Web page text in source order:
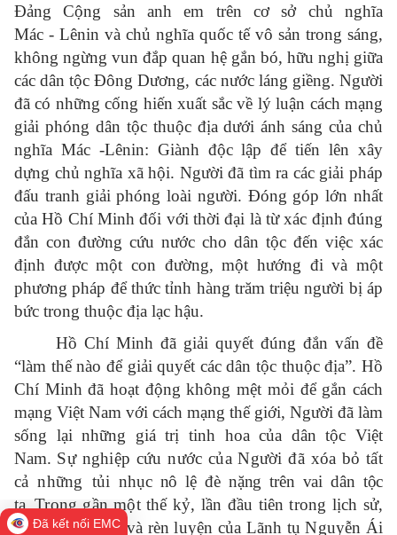
Đảng Cộng sản anh em trên cơ sở chủ nghĩa
Mác - Lênin và chủ nghĩa quốc tế vô sản trong sáng,
không ngừng vun đắp quan hệ gắn bó, hữu nghị giữa
các dân tộc Đông Dương, các nước láng giềng. Người
đã có những cống hiến xuất sắc về lý luận cách mạng
giải phóng dân tộc thuộc địa dưới ánh sáng của chủ
nghĩa Mác -Lênin: Giành độc lập để tiến lên xây
dựng chủ nghĩa xã hội. Người đã tìm ra các giải pháp
đấu tranh giải phóng loài người. Đóng góp lớn nhất
của Hồ Chí Minh đối với thời đại là từ xác định đúng
đắn con đường cứu nước cho dân tộc đến việc xác
định được một con đường, một hướng đi và một
phương pháp để thức tỉnh hàng trăm triệu người bị áp
bức trong thuộc địa lạc hậu.
Hồ Chí Minh đã giải quyết đúng đắn vấn đề
“làm thế nào để giải quyết các dân tộc thuộc địa”. Hồ
Chí Minh đã hoạt động không mệt mỏi để gắn cách
mạng Việt Nam với cách mạng thế giới, Người đã làm
sống lại những giá trị tinh hoa của dân tộc Việt
Nam. Sự nghiệp cứu nước của Người đã xóa bỏ tất
cả những tủinhục nô lệ đè nặng trên vai dân tộc
ta.Trong gần một thế kỷ, lần đầu tiên trong lịch sử,
dưới sự tổ chức và rèn luyện của Lãnh tụ Nguyễn Ái
Đã kết nối EMC